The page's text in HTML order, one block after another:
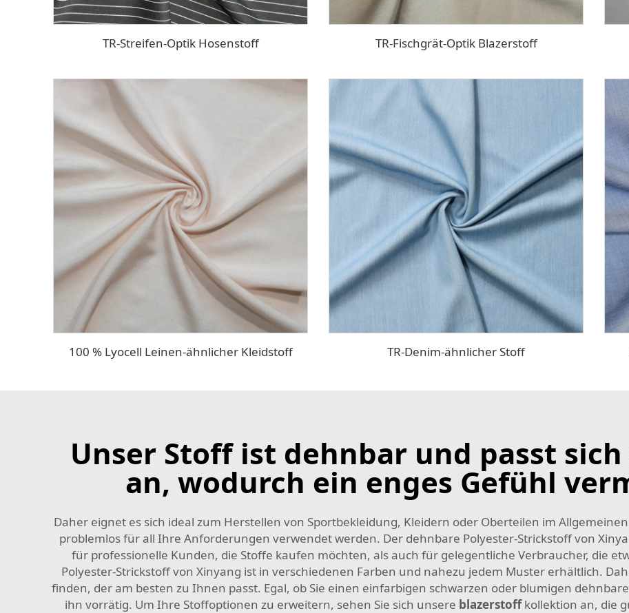
TR-Streifen-Optik Hosenstoff TR-Fischgrät-Optik Blazerstoff
100 % Lyocell Leinen-ähnlicher Kleidstoff TR-Denim-ähnlicher Stoff
Unser Stoff ist dehnbar und passt
an, wodurch ein enges Gefühl
Daher eignet es sich ideal zum Herstellen von Sportbekleidung, Kleidern oder Oberteilen im
problemlos für all Ihre Anforderungen verwendet werden. Der dehnbare Polyester-Strickstoff von
für professionelle Kunden, die Stoffe kaufen möchten, als auch für gelegentliche Verbraucher, die
Polyester-Strickstoff von Xinyang ist in verschiedenen Farben und nahezu jedem Muster erhältlich.
finden, der am besten zu Ihnen passt. Egal, ob Sie einen einfarbigen schwarzen oder blumigen
ihn vorrätig. Um Ihre Stoffoptionen zu erweitern, sehen Sie sich unsere blazerstoffkollektion an, die